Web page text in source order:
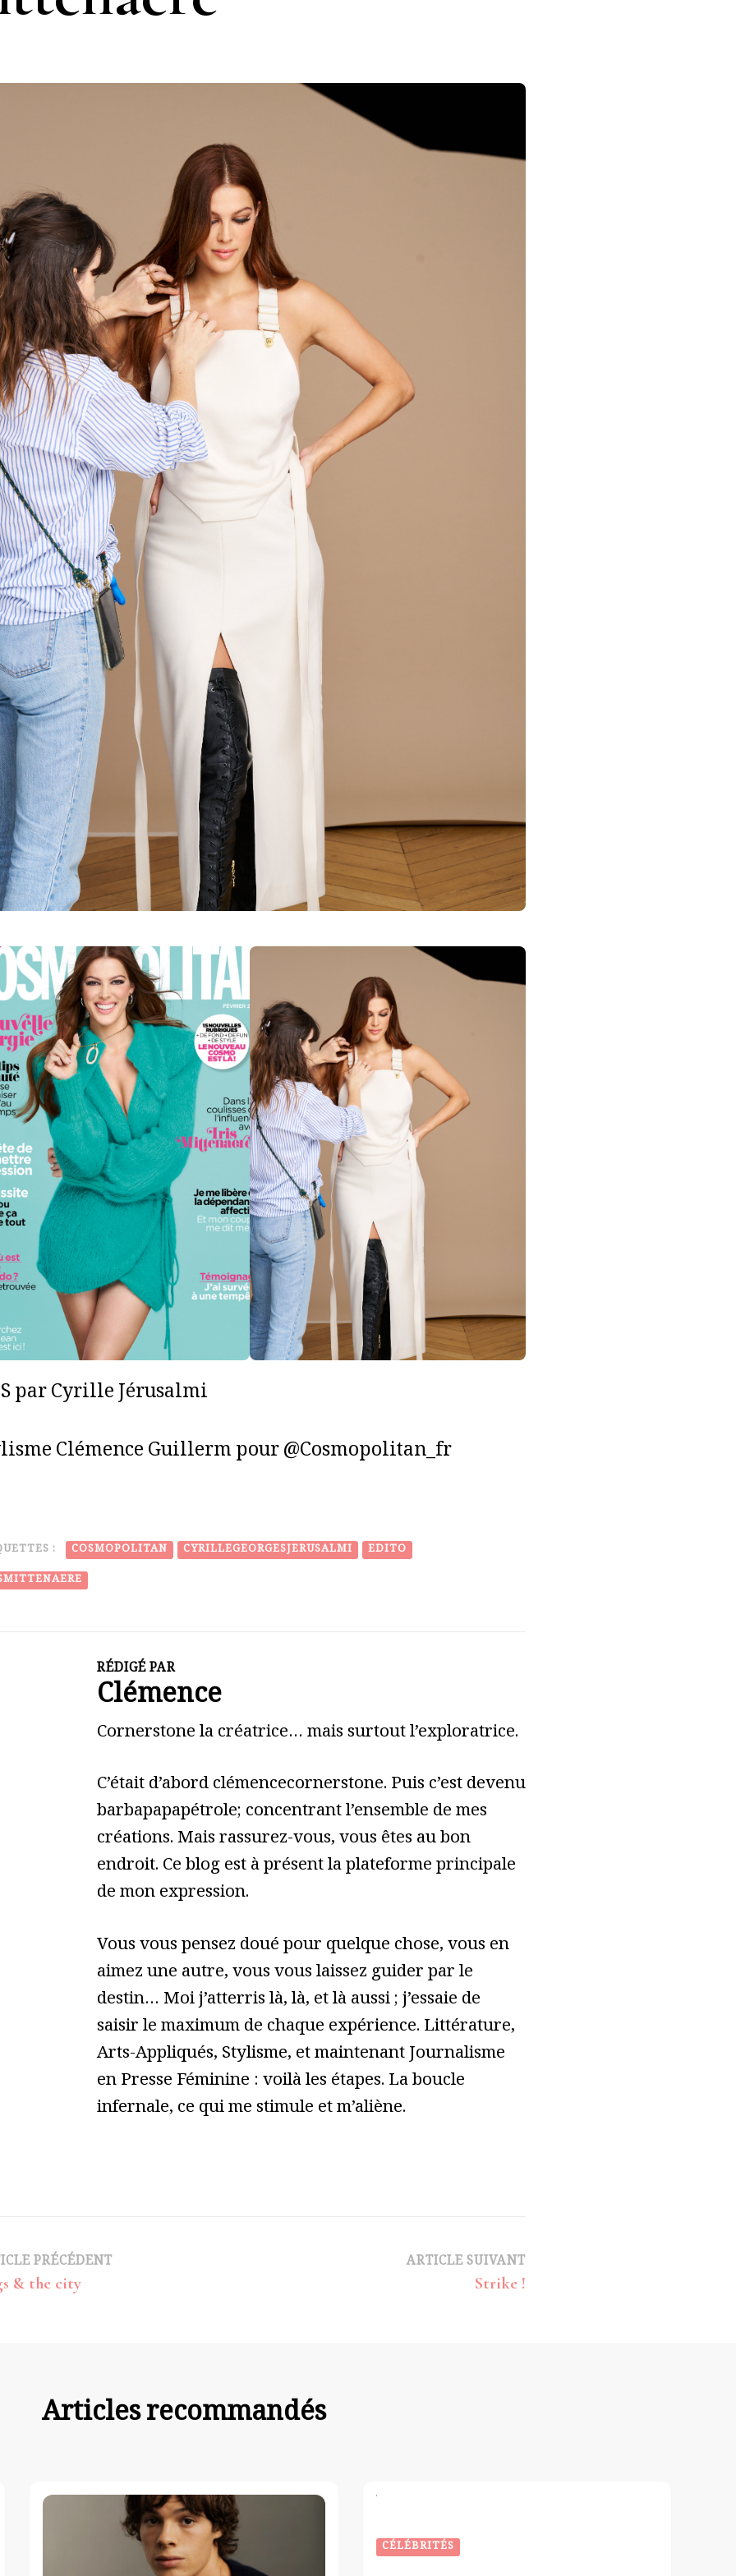
par Cyrille Jérusalmi
Clémence Guillerm pour @Cosmopolitan_fr
: COSMOPOLITAN CYRILLEGEORGESJERUSALMI
EDITO
RÉDIGÉ PAR
Clémence
Cornerstone la créatrice… mais surtout l’exploratrice.
C’était d’abord clémencecornerstone. Puis c’est devenu
barbapapapétrole; concentrant l’ensemble de mes
créations. Mais rassurez-vous, vous êtes au bon
endroit. Ce blog est à présent la plateforme principale
de mon expression.
Vous vous pensez doué pour quelque chose, vous en
aimez une autre, vous vous laissez guider par le
destin… Moi j’atterris là, là, et là aussi ; j’essaie de
saisir le maximum de chaque expérience. Littérature,
Arts-Appliqués, Stylisme, et maintenant Journalisme
en Presse Féminine : voilà les étapes. La boucle
infernale, ce qui me stimule et m’aliène.
PRÉCÉDENT
& the city
ARTICLE SUIVANT
Strike !
Articles recommandés
CÉLÉBRITÉS